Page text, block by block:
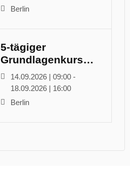
Berlin
5-tägiger
Grundlagenkurs
Studienkoordination
14.09.2026 | 09:00 -
18.09.2026 | 16:00
Berlin